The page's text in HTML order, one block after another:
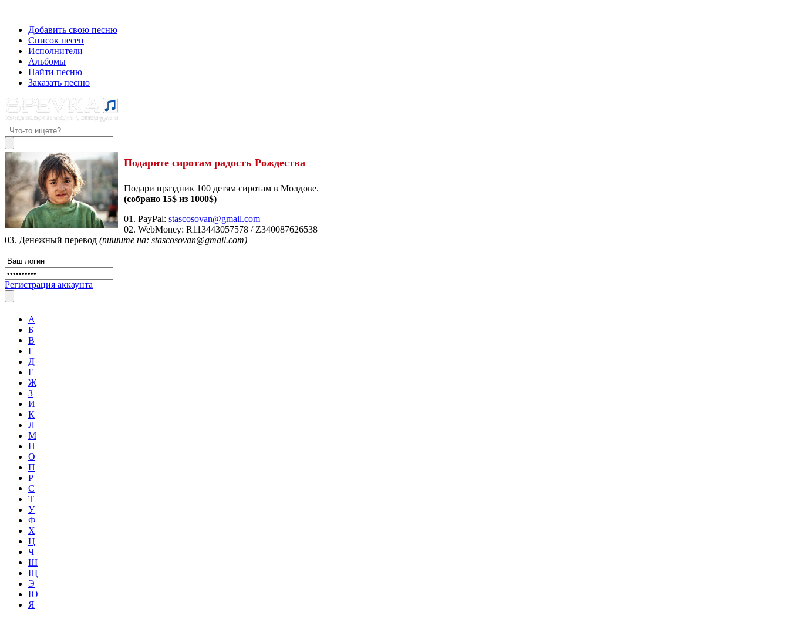
Добавить свою песню
Список песен
Исполнители
Альбомы
Найти песню
Заказать песню
Подарите сиротам радость Рождества
Подари праздник 100 детям сиротам в Молдове.
(собрано 15$ из 1000$)
01. PayPal:stascosovan@gmail.com
02. WebMoney:R113443057578 / Z340087626538
03. Денежный перевод (пишите на: stascosovan@gmail.com)
Регистрация аккаунта
А
Б
В
Г
Д
Е
Ж
З
И
К
Л
М
Н
О
П
Р
С
Т
У
Ф
Х
Ц
Ч
Ш
Щ
Э
Ю
Я